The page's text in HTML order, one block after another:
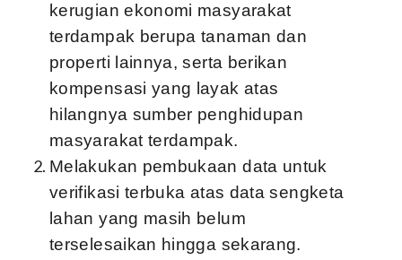
kerugian ekonomi masyarakat
terdampak berupa tanaman dan
properti lainnya, serta berikan
kompensasi yang layak atas
hilangnya sumber penghidupan
masyarakat terdampak.
Melakukan pembukaan data untuk
verifikasi terbuka atas data sengketa
lahan yang masih belum
terselesaikan hingga sekarang.